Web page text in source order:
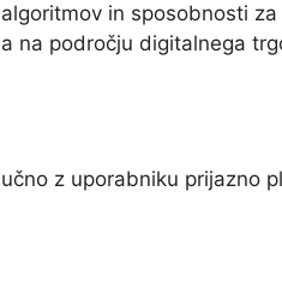
in sposobnosti
na področju digitalnega
z uporabniku prijazno